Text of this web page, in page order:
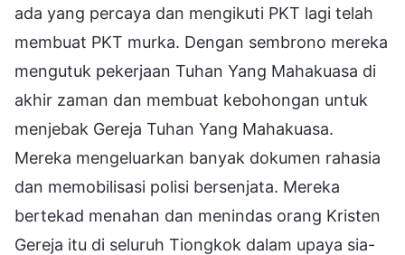
ada yang percaya dan mengikuti PKT lagi telah
membuat PKT murka. Dengan sembrono mereka
mengutuk pekerjaan Tuhan Yang Mahakuasa di
akhir zaman dan membuat kebohongan untuk
menjebak Gereja Tuhan Yang Mahakuasa.
Mereka mengeluarkan banyak dokumen rahasia
dan memobilisasi polisi bersenjata. Mereka
bertekad menahan dan menindas orang Kristen
Gereja itu di seluruh Tiongkok dalam upaya sia-